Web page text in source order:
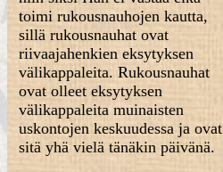
toimi rukousnauhojen kautta,
sillä rukousnauhat ovat
riivaajahenkien eksytyksen
välikappaleita. Rukousnauhat
ovat olleet eksytyksen
välikappaleita muinaisten
uskontojen keskuudessa ja ovat
sitä yhä vielä tänäkin päivänä.